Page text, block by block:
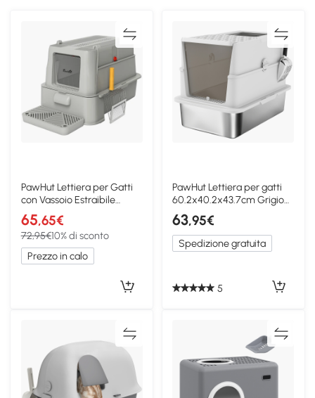
PawHut Lettiera per Gatti
con Vassoio Estraibile
Grigio Chiaro
65,65€
72,95€10% di sconto
Prezzo in calo
PawHut Lettiera per gatti
60.2x40.2x43.7cm Grigio
chiaro
63,95€
Spedizione gratuita
5